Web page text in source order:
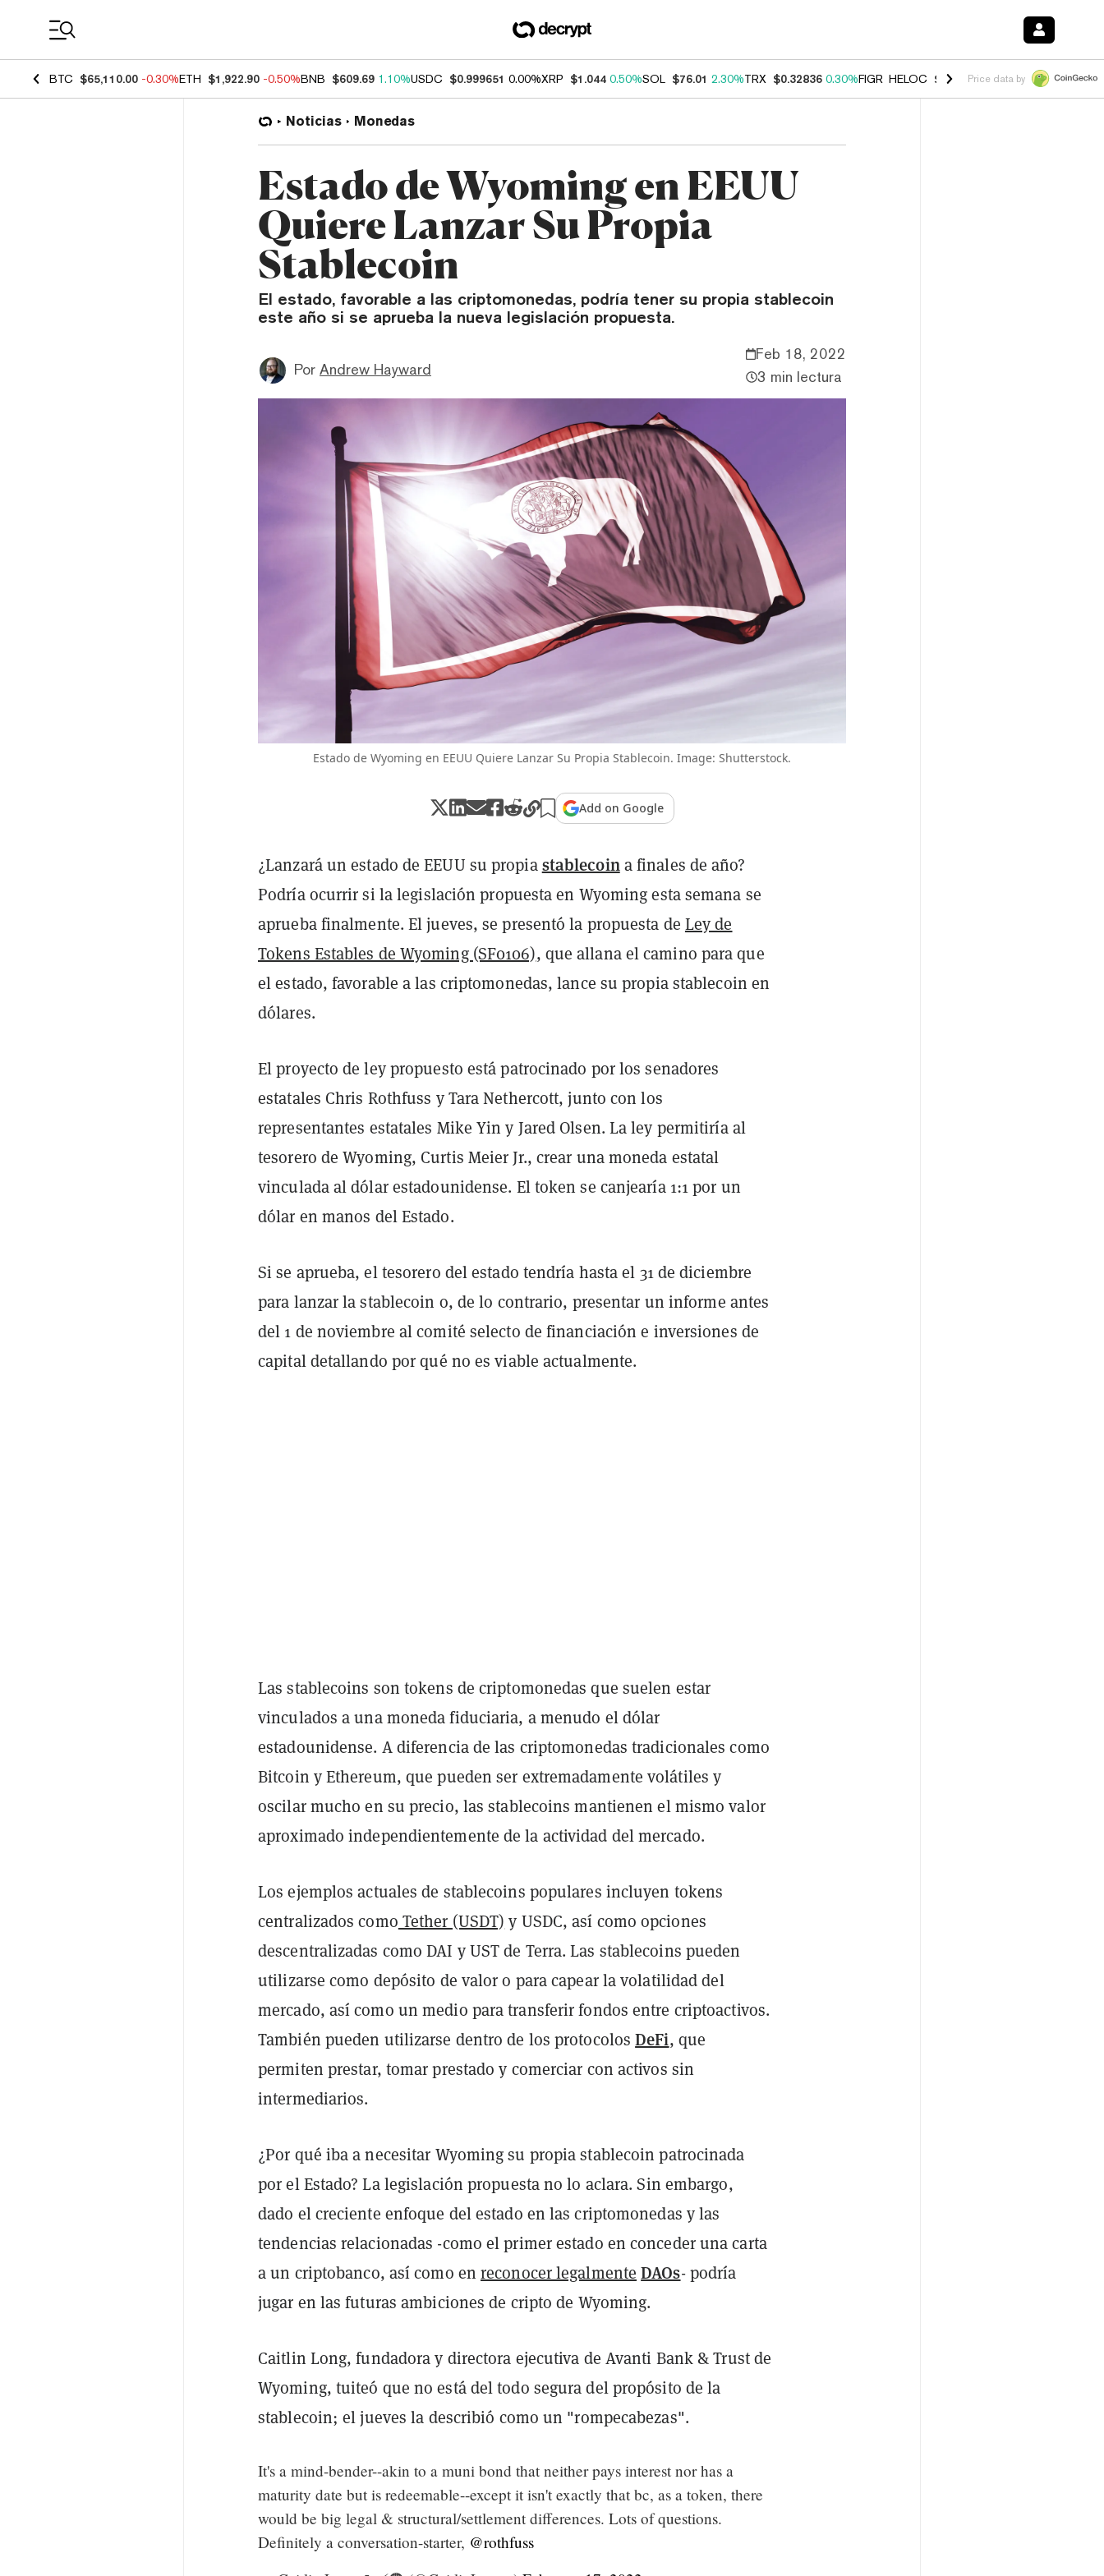
BTC $65,110.00 -0.30%ETH $1,922.90 -0.50%BNB $609.69 1.10%USDC $0.999651 0.00%XRP $1.044 0.50%SOL $76.01 2.30%TRX $0.32836 0.30%FIGR_HELOC $1.007 -2.70%HYPE $54.58 -
Price data by
Noticias Monedas
Estado de Wyoming en EEUU
Quiere Lanzar Su Propia
Stablecoin
El estado, favorable a las criptomonedas, podría tener su propia stablecoin
este año si se aprueba la nueva legislación propuesta.
Por Andrew Hayward
Feb 18, 2022
3 min lectura
Estado de Wyoming en EEUU Quiere Lanzar Su Propia Stablecoin. Image: Shutterstock.
Add on Google
¿Lanzará un estado de EEUU su propiastablecoina finales de año?
Podría ocurrir si la legislación propuesta en Wyoming esta semana se
aprueba finalmente. El jueves, se presentó la propuesta de Ley de
Tokens Estables de Wyoming (SF0106), que allana el camino para que
el estado, favorable a las criptomonedas, lance su propia stablecoin en
dólares.
El proyecto de ley propuesto está patrocinado por los senadores
estatales Chris Rothfuss y Tara Nethercott, junto con los
representantes estatales Mike Yin y Jared Olsen. La ley permitiría al
tesorero de Wyoming, Curtis Meier Jr., crear una moneda estatal
vinculada al dólar estadounidense. El token se canjearía 1:1 por un
dólar en manos del Estado.
Si se aprueba, el tesorero del estado tendría hasta el 31 de diciembre
para lanzar la stablecoin o, de lo contrario, presentar un informe antes
del 1 de noviembre al comité selecto de financiación e inversiones de
capital detallando por qué no es viable actualmente.
Las stablecoins son tokens de criptomonedas que suelen estar
vinculados a una moneda fiduciaria, a menudo el dólar
estadounidense. A diferencia de las criptomonedas tradicionales como
Bitcoin y Ethereum, que pueden ser extremadamente volátiles y
oscilar mucho en su precio, las stablecoins mantienen el mismo valor
aproximado independientemente de la actividad del mercado.
Los ejemplos actuales de stablecoins populares incluyen tokens
centralizados como Tether (USDT) y USDC, así como opciones
descentralizadas como DAI y UST de Terra. Las stablecoins pueden
utilizarse como depósito de valor o para capear la volatilidad del
mercado, así como un medio para transferir fondos entre criptoactivos.
También pueden utilizarse dentro de los protocolosDeFi, que
permiten prestar, tomar prestado y comerciar con activos sin
intermediarios.
¿Por qué iba a necesitar Wyoming su propia stablecoin patrocinada
por el Estado? La legislación propuesta no lo aclara. Sin embargo,
dado el creciente enfoque del estado en las criptomonedas y las
tendencias relacionadas -como el primer estado en conceder una carta
a un criptobanco, así como enreconocer legalmente DAOs- podría
jugar en las futuras ambiciones de cripto de Wyoming.
Caitlin Long, fundadora y directora ejecutiva de Avanti Bank & Trust de
Wyoming, tuiteó que no está del todo segura del propósito de la
stablecoin; el jueves la describió como un "rompecabezas".
It's a mind-bender--akin to a muni bond that neither pays interest nor has a
maturity date but is redeemable--except it isn't exactly that bc, as a token, there
would be big legal & structural/settlement differences. Lots of questions.
Definitely a conversation-starter, @rothfuss